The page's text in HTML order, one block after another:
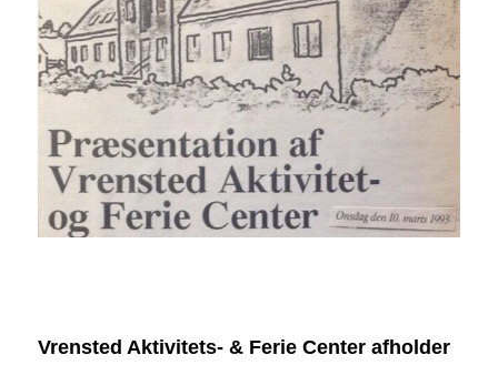
Vrensted Aktivitets- & Ferie Center afholder